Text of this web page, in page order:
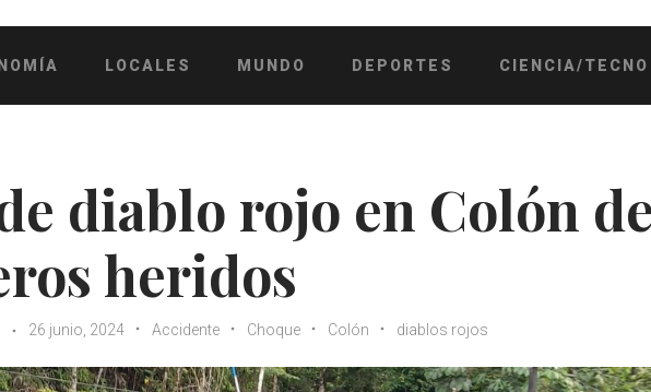
LOCALES MUNDO DEPORTES CIENCIA/TECNO
diablo rojo en Colón
heridos
26 junio, 2024 Accidente Choque Colón diablos rojos